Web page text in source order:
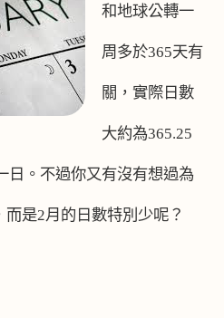
和地球公轉一
周多於365天有
關，實際日數
大約為365.25
日。不過你又有沒有想過為
而是2月的日數特別少呢？